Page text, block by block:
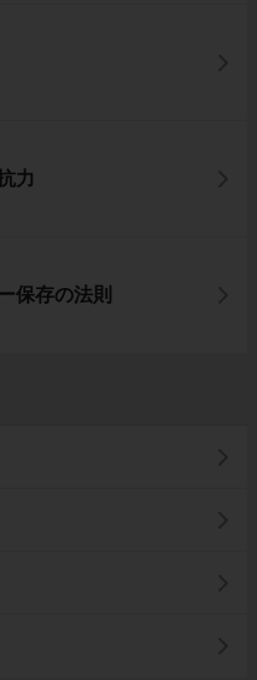
力
保存の法則